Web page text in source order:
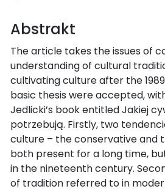
Abstrakt
The article takes the issues of
understanding of cultural
cultivating culture after the
basic thesis were accepted,
Jedlicki’s book entitled Jakiej
potrzebują. Firstly, two
culture – the conservative and
both present for a long time,
in the nineteenth century.
of tradition referred to in